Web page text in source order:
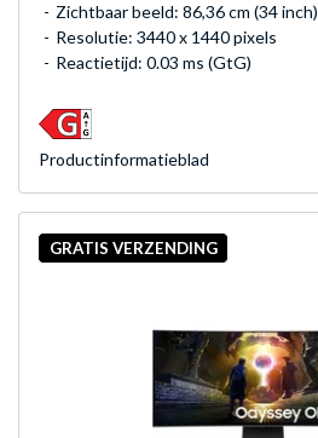
Zichtbaar beeld: 86,36 cm (34 inch)
Resolutie: 3440 x 1440 pixels
Reactietijd: 0.03 ms (GtG)
Product­informatieblad
GRATIS VERZENDING